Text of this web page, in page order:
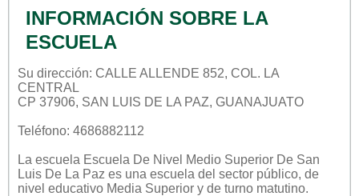
INFORMACIÓN SOBRE LA
ESCUELA
Su dirección: CALLE ALLENDE 852, COL. LA
CENTRAL
CP 37906, SAN LUIS DE LA PAZ, GUANAJUATO
Teléfono: 4686882112
La escuela Escuela De Nivel Medio Superior De San
Luis De La Paz es una escuela del sector público, de
nivel educativo Media Superior y de turno matutino.